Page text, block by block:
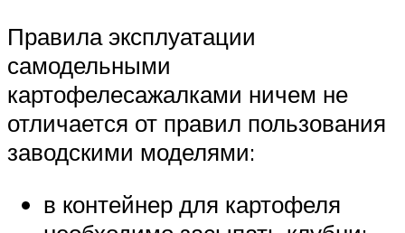
Правила эксплуатации
самодельными
картофелесажалками ничем не
отличается от правил пользования
заводскими моделями:
в контейнер для картофеля